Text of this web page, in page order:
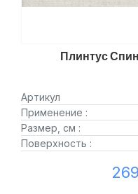
Плинтус
Артикул
Применение :
Размер, см :
Поверхность :